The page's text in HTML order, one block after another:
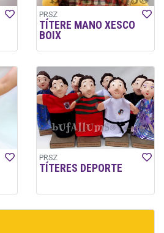
PRSZ
TÍTERE MANO XESCO
BOIX
PRSZ
TÍTERES DEPORTE